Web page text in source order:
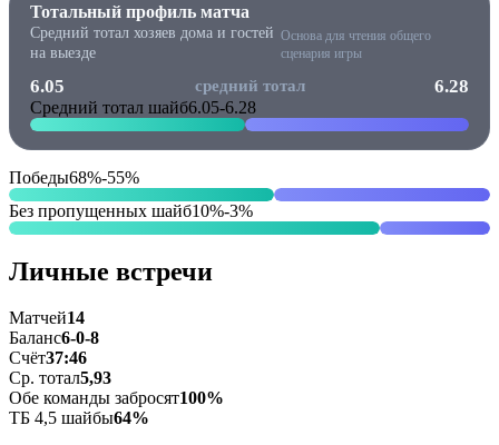
Тотальный профиль матча
Средний тотал хозяев дома и гостей
на выезде
Основа для чтения общего
сценария игры
6.05 средний тотал 6.28
Средний тотал шайб6.05-6.28
Победы68%-55%
Без пропущенных шайб10%-3%
Личные встречи
Матчей14
Баланс6-0-8
Счёт37:46
Ср. тотал5,93
Обе команды забросят100%
ТБ 4,5 шайбы64%